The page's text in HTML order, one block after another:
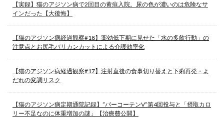
【実録】猫のアジソン病で2回目の黄疸入院。尿の色が濃いのは危険なサ
インだった【大後悔】
【猫のアジソン病経過観察#18】薬効低下期に見せた「水の多飲行動」の
注意点とお尻毛バリカンカットによる介護効率化
【猫のアジソン病経過観察#17】注射直後の食事切り替えと下痢再発・よ
だれの変調リスク
【猫のアジソン病定期通院記録】”パーコーテンV”第4回投与と「摂取カロ
リー不足なのに体重増加の謎」【治療費公開】